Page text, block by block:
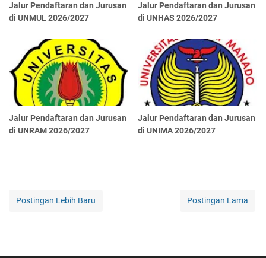
Jalur Pendaftaran dan Jurusan
di UNMUL 2026/2027
Jalur Pendaftaran dan Jurusan
di UNHAS 2026/2027
Jalur Pendaftaran dan Jurusan
di UNRAM 2026/2027
Jalur Pendaftaran dan Jurusan
di UNIMA 2026/2027
Postingan Lebih Baru Postingan Lama